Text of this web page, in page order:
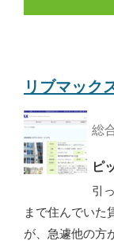
リブマック
総
ピ
引
まで住んでいた
が、急遽他の方